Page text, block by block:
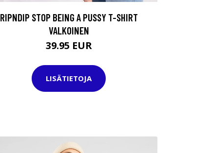
RIPNDIP STOP BEING A PUSSY T-SHIRT
VALKOINEN
39.95 EUR
LISÄTIETOJA